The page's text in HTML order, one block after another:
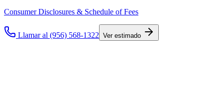
Consumer Disclosures & Schedule of Fees
Llamar al (956) 568-1322 Ver estimado